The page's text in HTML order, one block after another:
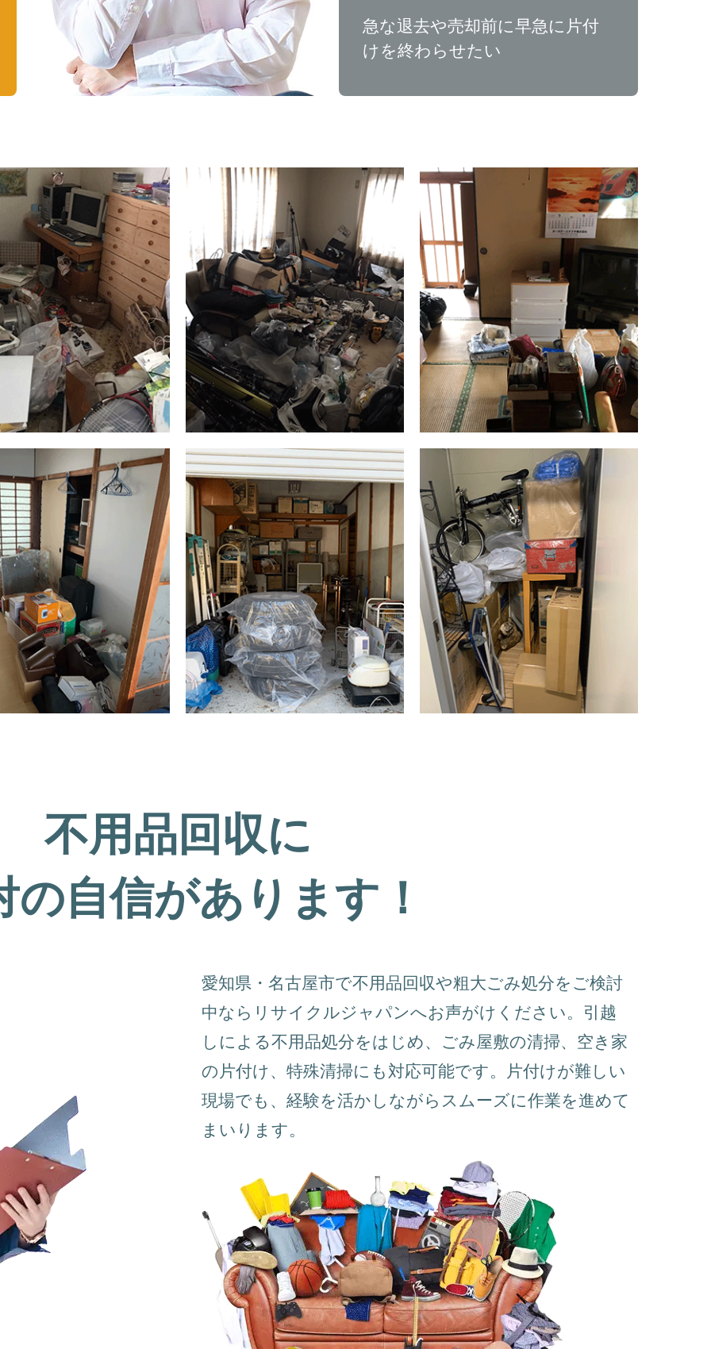
急な退去や売却前に早急に片付
けを終わらせたい
不用品回収に
の自信があります！
愛知県・名古屋市で不用品回収や粗大ごみ処分をご検討
中ならリサイクルジャパンへお声がけください。引越
しによる不用品処分をはじめ、ごみ屋敷の清掃、空き家
の片付け、特殊清掃にも対応可能です。片付けが難しい
現場でも、経験を活かしながらスムーズに作業を進めて
まいります。